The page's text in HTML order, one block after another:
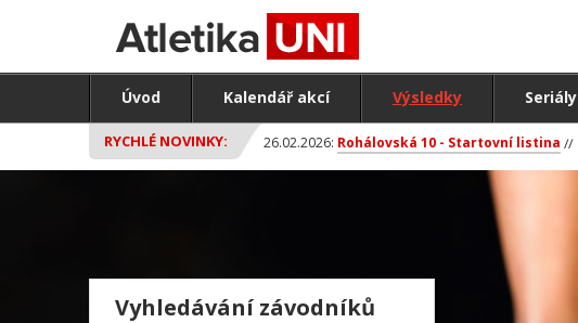
Úvod Kalendář akcí Výsledky Seriály
RYCHLÉ NOVINKY: 26.02.2026: Rohálovská 10 - Startovní listina
Vyhledávání závodníků